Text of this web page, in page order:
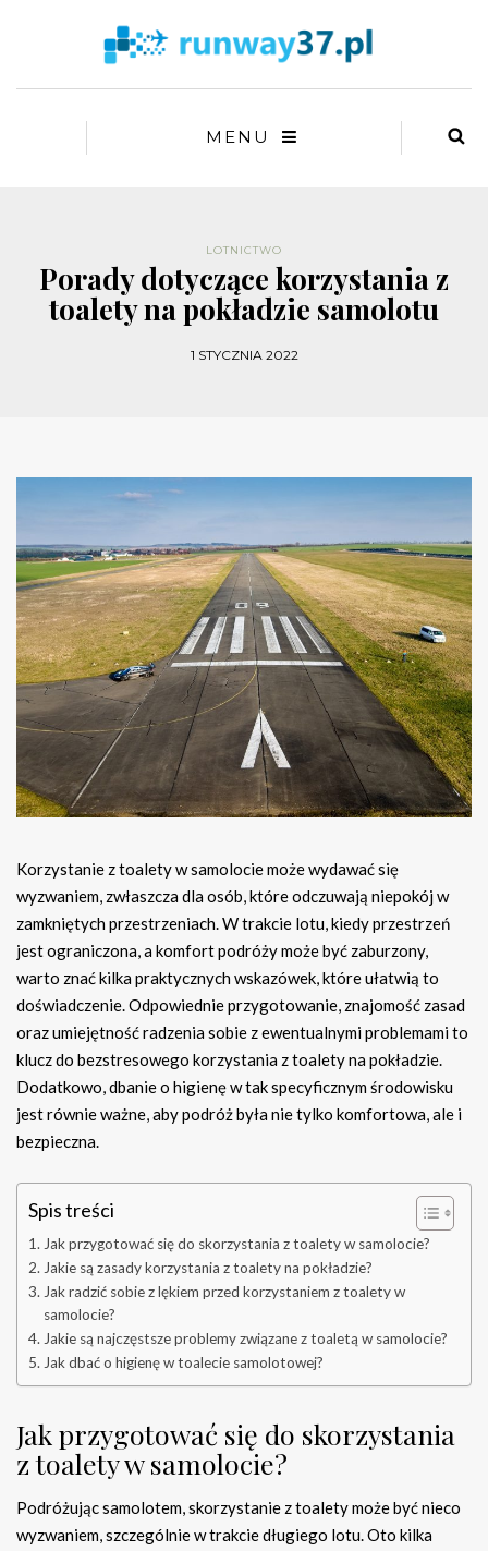
MENU
LOTNICTWO
Porady dotyczące korzystania z
toalety na pokładzie samolotu
1 STYCZNIA 2022
Korzystanie z toalety w samolocie może wydawać się
wyzwaniem, zwłaszcza dla osób, które odczuwają niepokój w
zamkniętych przestrzeniach. W trakcie lotu, kiedy przestrzeń
jest ograniczona, a komfort podróży może być zaburzony,
warto znać kilka praktycznych wskazówek, które ułatwią to
doświadczenie. Odpowiednie przygotowanie, znajomość zasad
oraz umiejętność radzenia sobie z ewentualnymi problemami to
klucz do bezstresowego korzystania z toalety na pokładzie.
Dodatkowo, dbanie o higienę w tak specyficznym środowisku
jest równie ważne, aby podróż była nie tylko komfortowa, ale i
bezpieczna.
Spis treści
Jak przygotować się do skorzystania z toalety w samolocie?
Jakie są zasady korzystania z toalety na pokładzie?
Jak radzić sobie z lękiem przed korzystaniem z toalety w
samolocie?
Jakie są najczęstsze problemy związane z toaletą w samolocie?
Jak dbać o higienę w toalecie samolotowej?
Jak przygotować się do skorzystania
z toalety w samolocie?
Podróżując samolotem, skorzystanie z toalety może być nieco
wyzwaniem, szczególnie w trakcie długiego lotu. Oto kilka